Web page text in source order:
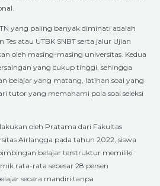
yang paling banyak diminati adalah
Tes atau UTBK SNBT serta jalur Ujian
oleh masing-masing universitas. Kedua
yang cukup tinggi, sehingga
belajar yang matang, latihan soal yang
tutor yang memahami pola soal seleksi
oleh Pratama dari Fakultas
Airlangga pada tahun 2022, siswa
belajar terstruktur memiliki
rata-rata sebesar 28 persen
secara mandiri tanpa